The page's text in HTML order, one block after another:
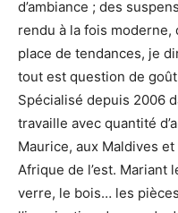
d’ambiance ; des
rendu à la fois
place de tendances, je
tout est question de
Spécialisé depuis 2006
travaille avec quantité
Maurice, aux Maldives
Afrique de l’est. Mariant
verre, le bois… les